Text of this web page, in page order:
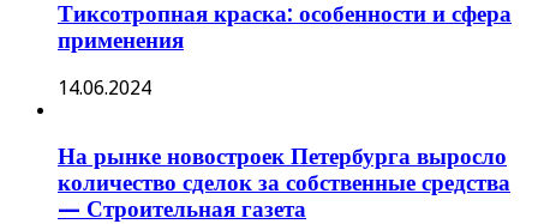
Тиксотропная краска: особенности и сфера
применения
14.06.2024
На рынке новостроек Петербурга выросло
количество сделок за собственные средства
— Строительная газета